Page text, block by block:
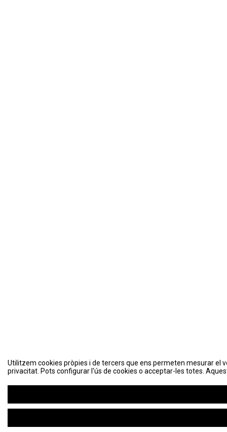
Utilitzem cookies pròpies i de tercers que ens permeten mesurar el
privacitat. Pots configurar l'ús de cookies o acceptar-les totes.
Utilitzem cookies pròpies i de tercers que ens permeten mesurar el
privacitat. Pots configurar l'ús de cookies o acceptar-les totes.